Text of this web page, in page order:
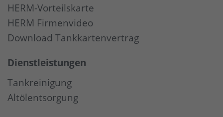
HERM-Vorteilskarte
HERM Firmenvideo
Download Tankkartenvertrag
Dienstleistungen
Tankreinigung
Altölentsorgung